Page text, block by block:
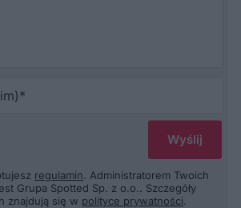
regulamin. Administratorem Twoich
Grupa Spotted Sp. z o.o.. Szczegóły
znajdują się w polityce prywatności.